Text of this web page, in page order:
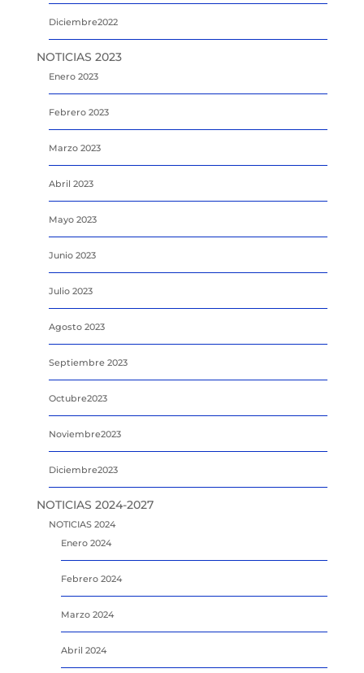
Diciembre2022
NOTICIAS 2023
Enero 2023
Febrero 2023
Marzo 2023
Abril 2023
Mayo 2023
Junio 2023
Julio 2023
Agosto 2023
Septiembre 2023
Octubre2023
Noviembre2023
Diciembre2023
NOTICIAS 2024-2027
NOTICIAS 2024
Enero 2024
Febrero 2024
Marzo 2024
Abril 2024